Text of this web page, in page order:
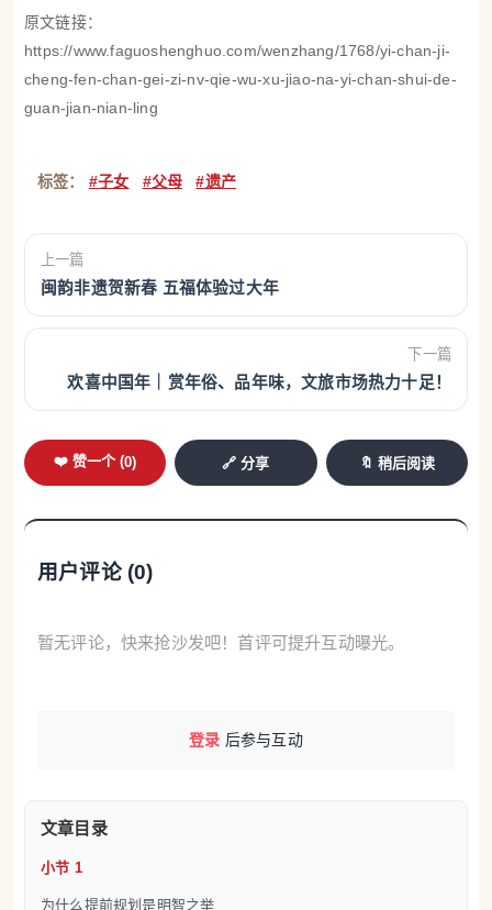
原文链接：
https://www.faguoshenghuo.com/wenzhang/1768/yi-chan-ji-
cheng-fen-chan-gei-zi-nv-qie-wu-xu-jiao-na-yi-chan-shui-de-
guan-jian-nian-ling
标签： #子女 #父母 #遗产
上一篇
闽韵非遗贺新春 五福体验过大年
下一篇
欢喜中国年｜赏年俗、品年味，文旅市场热力十足！
❤️ 赞一个 (0) 🔗 分享 🔖 稍后阅读
用户评论 (0)
暂无评论，快来抢沙发吧！首评可提升互动曝光。
登录 后参与互动
文章目录
小节 1
为什么提前规划是明智之举